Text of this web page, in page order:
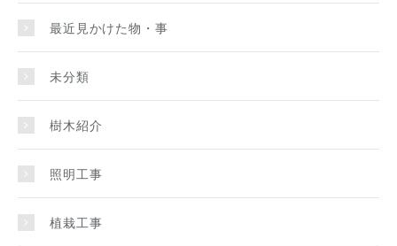
最近見かけた物・事
未分類
樹木紹介
照明工事
植栽工事